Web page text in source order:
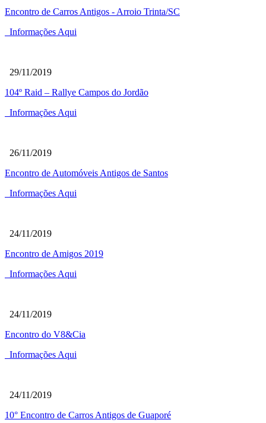
Encontro de Carros Antigos - Arroio Trinta/SC
Informações Aqui
29/11/2019
104º Raid – Rallye Campos do Jordão
Informações Aqui
26/11/2019
Encontro de Automóveis Antigos de Santos
Informações Aqui
24/11/2019
Encontro de Amigos 2019
Informações Aqui
24/11/2019
Encontro do V8&Cia
Informações Aqui
24/11/2019
10° Encontro de Carros Antigos de Guaporé